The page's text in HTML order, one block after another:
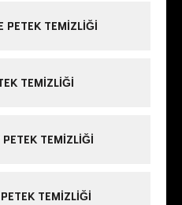
PETEK TEMIZLIĞI
TEMIZLIĞI
PETEK TEMIZLIĞI
TEMIZLIĞI